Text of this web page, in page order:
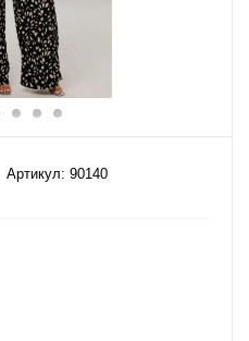
Артикул: 90140